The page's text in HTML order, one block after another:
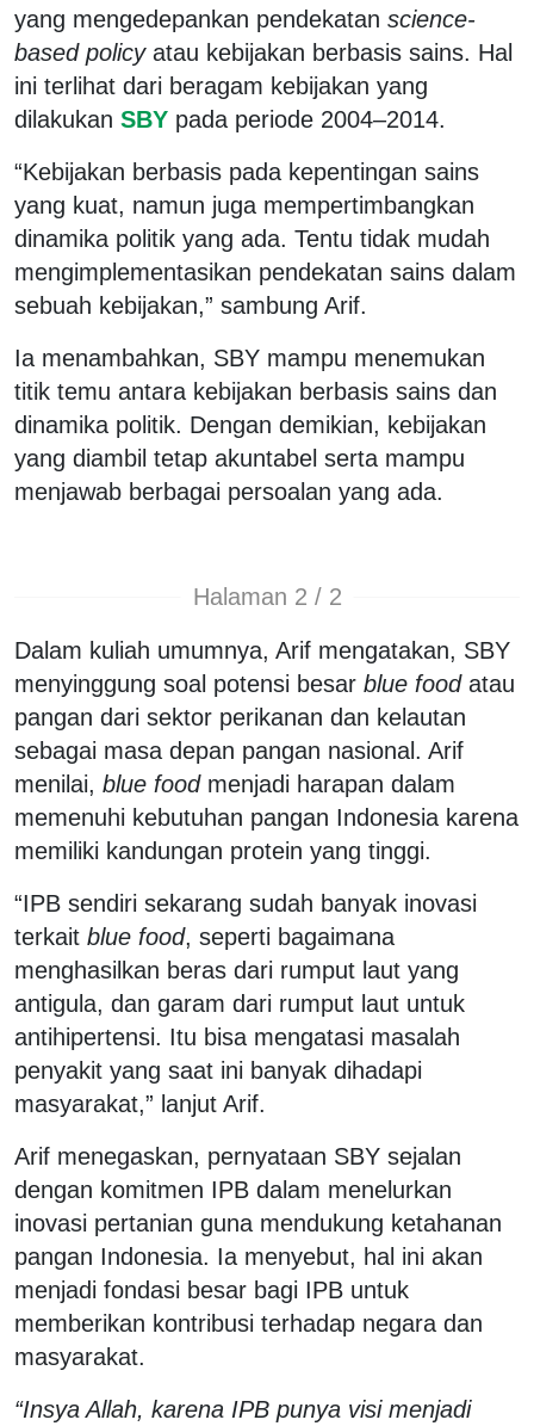
yang mengedepankan pendekatan science-
based policyatau kebijakan berbasis sains. Hal
ini terlihat dari beragam kebijakan yang
dilakukan SBY pada periode 2004–2014.
“Kebijakan berbasis pada kepentingan sains
yang kuat, namun juga mempertimbangkan
dinamika politik yang ada. Tentu tidak mudah
mengimplementasikan pendekatan sains dalam
sebuah kebijakan,” sambung Arif.
Ia menambahkan, SBY mampu menemukan
titik temu antara kebijakan berbasis sains dan
dinamika politik. Dengan demikian, kebijakan
yang diambil tetap akuntabel serta mampu
menjawab berbagai persoalan yang ada.
Halaman 2 / 2
Dalam kuliah umumnya, Arif mengatakan, SBY
menyinggung soal potensi besar blue foodatau
pangan dari sektor perikanan dan kelautan
sebagai masa depan pangan nasional. Arif
menilai, blue foodmenjadi harapan dalam
memenuhi kebutuhan pangan Indonesia karena
memiliki kandungan protein yang tinggi.
“IPB sendiri sekarang sudah banyak inovasi
terkait blue food, seperti bagaimana
menghasilkan beras dari rumput laut yang
antigula, dan garam dari rumput laut untuk
antihipertensi. Itu bisa mengatasi masalah
penyakit yang saat ini banyak dihadapi
masyarakat,” lanjut Arif.
Arif menegaskan, pernyataan SBY sejalan
dengan komitmen IPB dalam menelurkan
inovasi pertanian guna mendukung ketahanan
pangan Indonesia. Ia menyebut, hal ini akan
menjadi fondasi besar bagi IPB untuk
memberikan kontribusi terhadap negara dan
masyarakat.
“Insya Allah, karena IPB punya visi menjadi